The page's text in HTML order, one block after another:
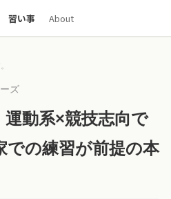
習い事 About
ズ
運動系×競技志向で
の練習が前提の本